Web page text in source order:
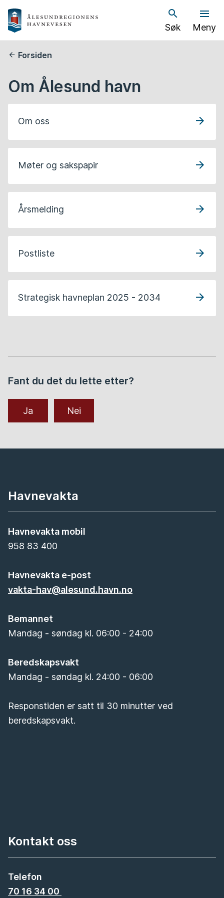
Å
l
s
u
d
h
a
v
Søk Meny
Du
her:
Forsiden
Om Ålesund havn
Om oss
Møter og sakspapir
Årsmelding
Postliste
Strategisk havneplan 2025 - 2034
Fant du det du lette etter?
Ja Nei
Havnevakta
Havnevakta mobil
958 83 400
Havnevakta e-post
vakta-hav@alesund.havn.no
Bemannet
Mandag - søndag kl. 06:00 - 24:00
Beredskapsvakt
Mandag - søndag kl. 24:00 - 06:00
Responstiden er satt til 30 minutter ved
beredskapsvakt.
Kontakt oss
Telefon
70 16 34 00